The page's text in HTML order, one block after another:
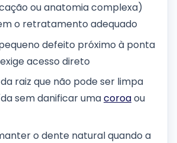
ou anatomia complexa)
o retratamento adequado
defeito próximo à ponta
acesso direto
raiz que não pode ser limpa
sem danificar umacoroaou
o dente natural quando a